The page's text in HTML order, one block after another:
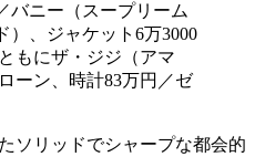
バニー（スープリーム
）、ジャケット6万3000
もにザ・ジジ（アマ
ーン、時計83万円／ゼ
ソリッドでシャープな都会的